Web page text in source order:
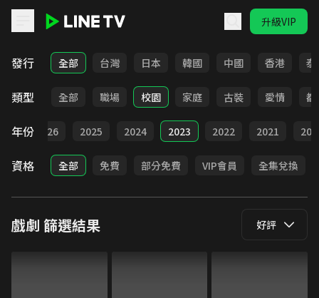
升級VIP
LINE TV - 戲劇
發行 全部 台灣 日本 韓國 中國 香港 泰
類型 全部 職場 校園 家庭 古裝 愛情 都
年份
部 2026 2025 2024 2023 2022 2021
資格 全部 免費 部分免費 VIP會員 全集兌換
戲劇 篩選結果 好評